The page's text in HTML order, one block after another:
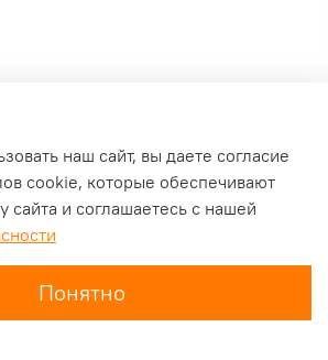
наш сайт, вы даете согласие
cookie, которые обеспечивают
сайта и соглашаетесь с нашей
Понятно